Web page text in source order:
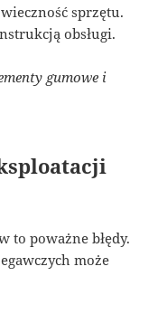
sprzętu.
obsługi.
gumowe i
to poważne błędy.
może